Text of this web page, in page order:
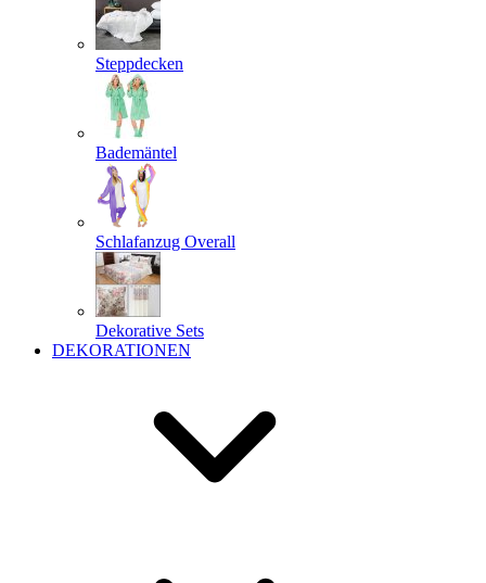
Steppdecken
Bademäntel
Schlafanzug Overall
Dekorative Sets
DEKORATIONEN